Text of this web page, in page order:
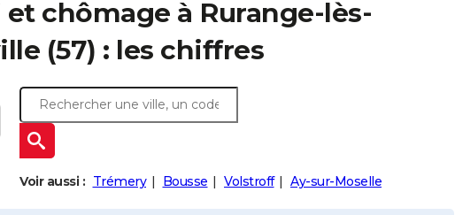
et chômage à Rurange-lès-
(57) : les chiffres
Voir aussi : Trémery Bousse Volstroff Ay-sur-Moselle